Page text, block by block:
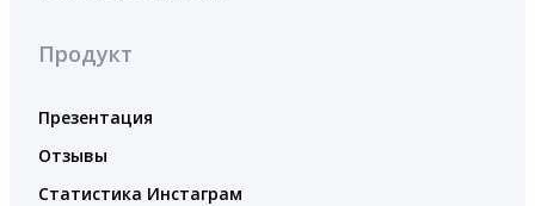
Продукт
Презентация
Отзывы
Статистика Инстаграм